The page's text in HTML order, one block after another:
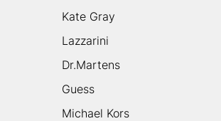
Kate Gray
Lazzarini
Dr.Martens
Guess
Michael Kors